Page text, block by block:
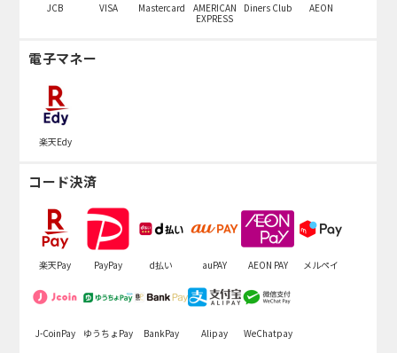
JCB VISA Mastercard
AMERICAN
EXPRESS
Diners Club AEON
電子マネー
楽天Edy
コード決済
楽天Pay PayPay d払い auPAY AEON PAY メルペイ
J-CoinPay ゆうちょPay BankPay Alipay WeChatpay